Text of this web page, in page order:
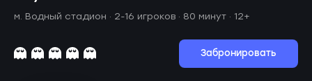
м. Водный стадион · 2-16 игроков · 80 минут · 12+
Забронировать